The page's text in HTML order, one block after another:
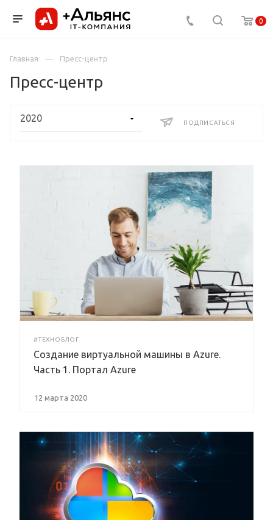
0
Главная Пресс-центр
Пресс-центр
ПОДПИСАТЬСЯ
#ТЕХНОБЛОГ
Создание виртуальной машины в Azure.
Часть 1. Портал Azure
12 марта 2020